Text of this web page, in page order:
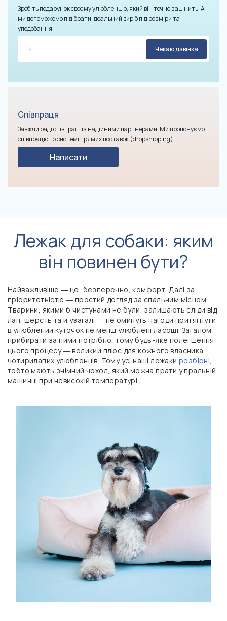
Зробіть подарунок своєму улюбленцю, який він точно зацінить. А
ми допоможемо підібрати ідеальний виріб під розміри та
уподобання.
Співпраця
Завжди раді співпраці із надійними партнерами. Ми пропонуємо
співпрацю по системі прямих поставок (dropshipping).
Написати
Лежак для собаки: яким
він повинен бути?
Найважливіше ― це, безперечно, комфорт. Далі за
пріоритетністю ― простий догляд за спальним місцем.
Тварини, якими б чистунами не були, залишають сліди від
лап, шерсть та й узагалі ― не оминуть нагоди притягнути
в улюблений куточок не менш улюблені ласощі. Загалом
прибирати за ними потрібно, тому будь-яке полегшення
цього процесу ― великий плюс для кожного власника
чотирилапих улюбленців. Тому усі наші лежаки розбірні
тобто мають знімний чохол, який можна прати у пральній
машинці при невисокій температурі.